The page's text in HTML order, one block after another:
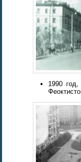
1990